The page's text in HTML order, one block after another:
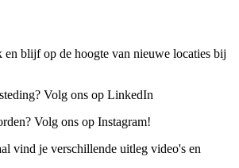
en blijf op de hoogte van nieuwe locaties bij
Volg ons op LinkedIn
Volg ons op Instagram!
vind je verschillende uitleg video's en